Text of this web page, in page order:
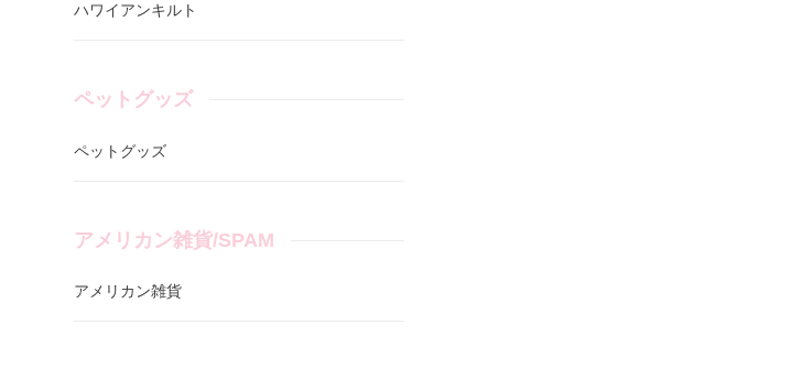
ハワイアンキルト
ペットグッズ
ペットグッズ
アメリカン雑貨/SPAM
アメリカン雑貨